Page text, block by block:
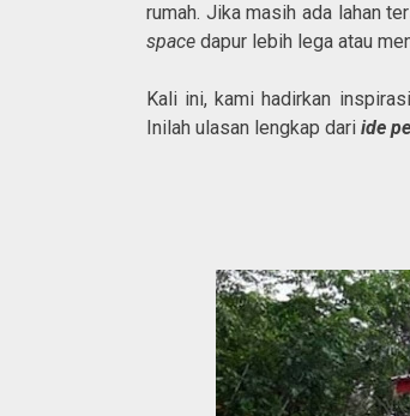
rumah. Jika masih ada lahan
space dapur lebih lega atau
Kali ini, kami hadirkan
Inilah ulasan lengkap dari ide